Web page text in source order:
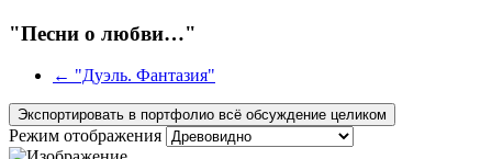
"Песни о любви…"
← "Дуэль. Фантазия"
Режим отображения